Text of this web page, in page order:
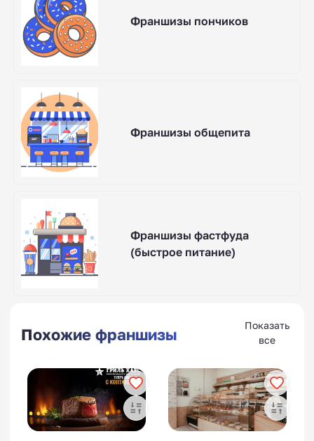
Франшизы пончиков
Франшизы общепита
Франшизы фастфуда
(быстрое питание)
Похожие франшизы
Показать
все